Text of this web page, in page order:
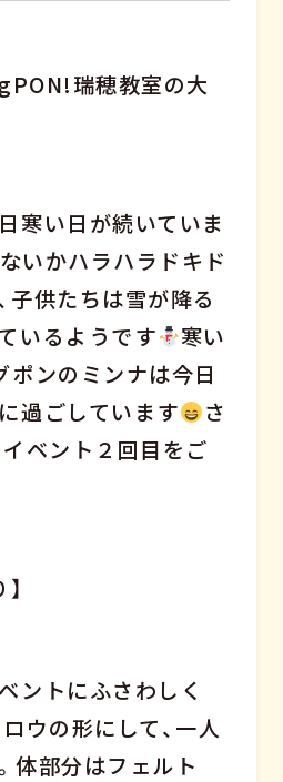
瑞穂教室の大
寒い日が続いていま
いかハラハラドキド
子供たちは雪が降る
いるようです
寒い
ポンのミンナは今日
過ごしています
さ
ベント２回目をご
ントにふさわしく
ウの形にして、一人
体部分はフェルト